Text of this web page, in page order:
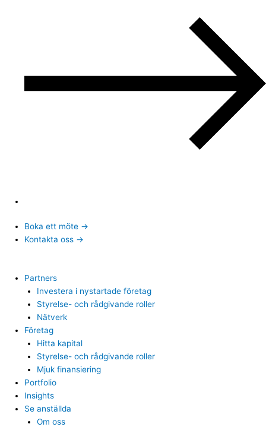
Boka ett möte →
Kontakta oss →
Partners
Investera i nystartade företag
Styrelse- och rådgivande roller
Nätverk
Företag
Hitta kapital
Styrelse- och rådgivande roller
Mjuk finansiering
Portfolio
Insights
Se anställda
Om oss